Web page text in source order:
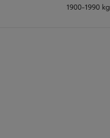
1900-1990 kg